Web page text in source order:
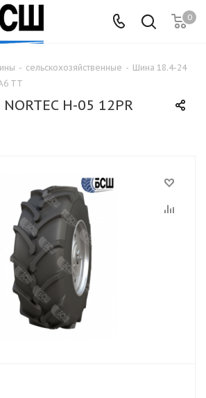
0
- сельскохозяйственные - Шина 18.4-24
TT
H-05 12PR